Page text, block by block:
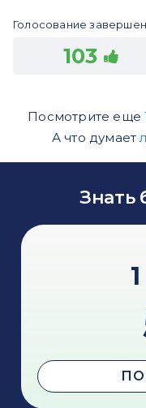
Голосование
103
Посмотрите еще
А что думает
Знать